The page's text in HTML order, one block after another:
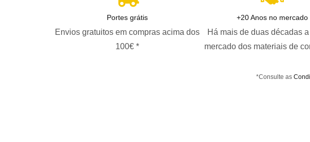
Portes grátis
Envios gratuitos em compras acima dos
100€ *
+20 Anos no mercado
Há mais de duas décadas
mercado dos materiais de
*Consulte as